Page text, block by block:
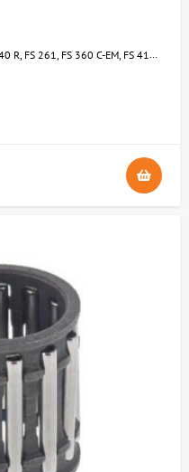
FS 460 C-EM, FS 461 C-EM, FS 240 C-E, FS 260 C-E, FS 360 C-E, FS 410 C-E, FR 410 C-E